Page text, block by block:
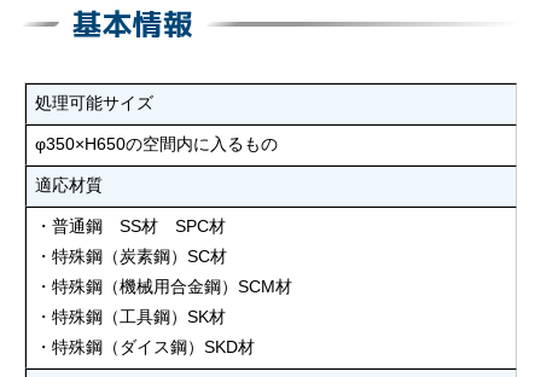
基本情報
処理可能サイズ
φ350×H650の空間内に入るもの
適応材質
・普通鋼 SS材 SPC材
・特殊鋼（炭素鋼）SC材
・特殊鋼（機械用合金鋼）SCM材
・特殊鋼（工具鋼）SK材
・特殊鋼（ダイス鋼）SKD材